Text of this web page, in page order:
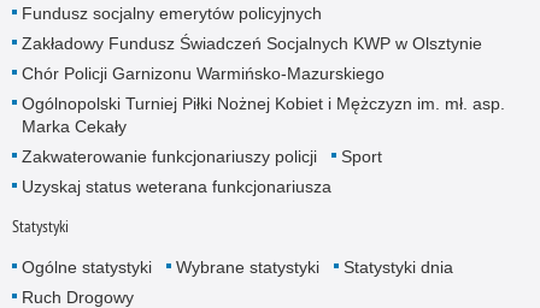
Fundusz socjalny emerytów policyjnych
Zakładowy Fundusz Świadczeń Socjalnych KWP w Olsztynie
Chór Policji Garnizonu Warmińsko-Mazurskiego
Ogólnopolski Turniej Piłki Nożnej Kobiet i Mężczyzn im. mł. asp.
Marka Cekały
Zakwaterowanie funkcjonariuszy policji
Sport
Uzyskaj status weterana funkcjonariusza
Statystyki
Ogólne statystyki Wybrane statystyki
Statystyki dnia
Ruch Drogowy